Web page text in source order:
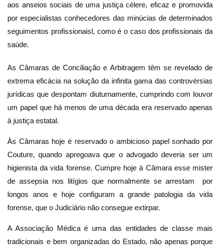
aos anseios sociais de uma justiça célere, eficaz e promovida
por especialistas conhecedores das minúcias de determinados
seguimentos profissionaisl, como é o caso dos profissionais da
saúde.
As Câmaras de Conciliação e Arbitragem têm se revelado de
extrema eficácia na solução da infinita gama das controvérsias
jurídicas que despontam diuturnamente, cumprindo com louvor
um papel que há menos de uma década era reservado apenas
à justiça estatal.
Às Câmaras hoje é reservado o ambicioso papel sonhado por
Couture, quando apregoava que o advogado deveria ser um
higienista da vida forense. Cumpre hoje à Câmara esse mister
de assepsia nos litígios que normalmente se arrestam por
longos anos e hoje configuram a grande patologia da vida
forense, que o Judiciário não consegue extirpar.
A Associação Médica é uma das entidades de classe mais
tradicionais e bem organizadas do Estado, não apenas porque